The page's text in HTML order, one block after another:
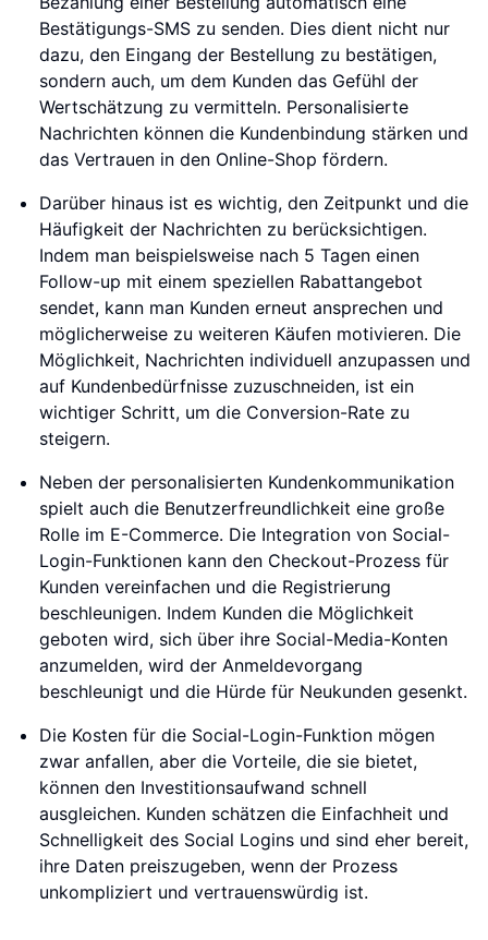
Bestätigungs-SMS zu senden. Dies dient nicht nur
dazu, den Eingang der Bestellung zu bestätigen,
sondern auch, um dem Kunden das Gefühl der
Wertschätzung zu vermitteln. Personalisierte
Nachrichten können die Kundenbindung stärken und
das Vertrauen in den Online-Shop fördern.
Darüber hinaus ist es wichtig, den Zeitpunkt und die
Häufigkeit der Nachrichten zu berücksichtigen.
Indem man beispielsweise nach 5 Tagen einen
Follow-up mit einem speziellen Rabattangebot
sendet, kann man Kunden erneut ansprechen und
möglicherweise zu weiteren Käufen motivieren. Die
Möglichkeit, Nachrichten individuell anzupassen und
auf Kundenbedürfnisse zuzuschneiden, ist ein
wichtiger Schritt, um die Conversion-Rate zu
steigern.
Neben der personalisierten Kundenkommunikation
spielt auch die Benutzerfreundlichkeit eine große
Rolle im E-Commerce. Die Integration von Social-
Login-Funktionen kann den Checkout-Prozess für
Kunden vereinfachen und die Registrierung
beschleunigen. Indem Kunden die Möglichkeit
geboten wird, sich über ihre Social-Media-Konten
anzumelden, wird der Anmeldevorgang
beschleunigt und die Hürde für Neukunden gesenkt.
Die Kosten für die Social-Login-Funktion mögen
zwar anfallen, aber die Vorteile, die sie bietet,
können den Investitionsaufwand schnell
ausgleichen. Kunden schätzen die Einfachheit und
Schnelligkeit des Social Logins und sind eher bereit,
ihre Daten preiszugeben, wenn der Prozess
unkompliziert und vertrauenswürdig ist.